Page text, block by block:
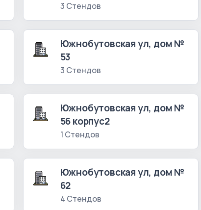
3 Стендов
Южнобутовская ул, дом №
53
3 Стендов
Южнобутовская ул, дом №
56 корпус2
1 Стендов
Южнобутовская ул, дом №
62
4 Стендов